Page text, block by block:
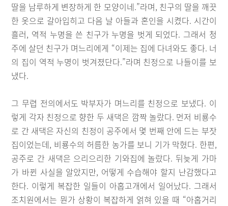
딸을 남루하게 변장하게 한 모양이네.”라며, 친구의 딸을 깨끗
한 옷으로 갈아입히고 다음 날 아들과 혼인을 시켰다. 시간이
흘러, 역적 누명을 쓴 친구가 누명을 벗게 되었다. 그래서 청
주에 살던 친구가 며느리에게 “이제는 집에 다녀와도 좋다. 너
의 집이 역적 누명이 벗겨졌단다.”라며 친정으로 나들이를 보
냈다.
그 무렵 전의에서도 박부자가 며느리를 친정으로 보냈다. 이
렇게 각자 친정으로 향한 두 새댁은 깜짝 놀랐다. 먼저 비룡수
로 간 새댁은 자신의 친정이 공주에서 몇 번째 안에 드는 부잣
집이었는데, 비룡수의 허름한 농가를 보니 기가 막혔다. 한편,
공주로 간 새댁은 으리으리한 기와집에 놀랐다. 뒤늦게 가마
가 바뀐 사실을 알았지만, 어떻게 수습해야 할지 난감했다고
한다. 이렇게 복잡한 일들이 아홉고개에서 일어났다. 그래서
조치원에서는 뭔가 상황이 복잡하게 얽혀 있을 때 “아홉거리